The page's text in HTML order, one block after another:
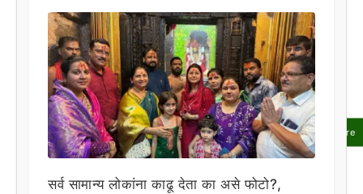
Share
सर्व सामान्य लोकांना काढू देता का असे फोटो?,